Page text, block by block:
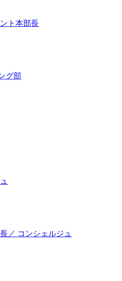
ト本部長
グ部
／ コンシェルジュ